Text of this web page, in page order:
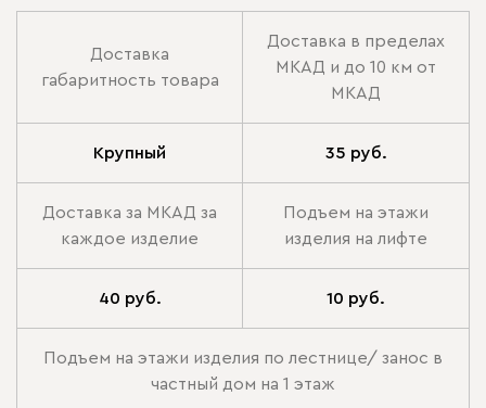
Доставка
габаритность товара
Доставка в пределах
МКАД и до 10 км от
МКАД
Крупный 35 руб.
Доставка за МКАД за
каждое изделие
Подъем на этажи
изделия на лифте
40 руб. 10 руб.
Подъем на этажи изделия по лестнице/ занос в
частный дом на 1 этаж